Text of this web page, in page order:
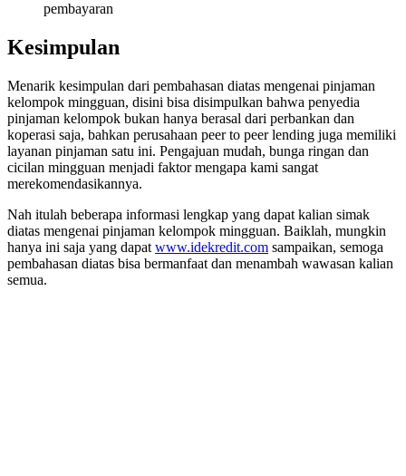
pembayaran
Kesimpulan
Menarik kesimpulan dari pembahasan diatas mengenai pinjaman
kelompok mingguan, disini bisa disimpulkan bahwa penyedia
pinjaman kelompok bukan hanya berasal dari perbankan dan
koperasi saja, bahkan perusahaan peer to peer lending juga memiliki
layanan pinjaman satu ini. Pengajuan mudah, bunga ringan dan
cicilan mingguan menjadi faktor mengapa kami sangat
merekomendasikannya.
Nah itulah beberapa informasi lengkap yang dapat kalian simak
diatas mengenai pinjaman kelompok mingguan. Baiklah, mungkin
hanya ini saja yang dapat www.idekredit.com sampaikan, semoga
pembahasan diatas bisa bermanfaat dan menambah wawasan kalian
semua.